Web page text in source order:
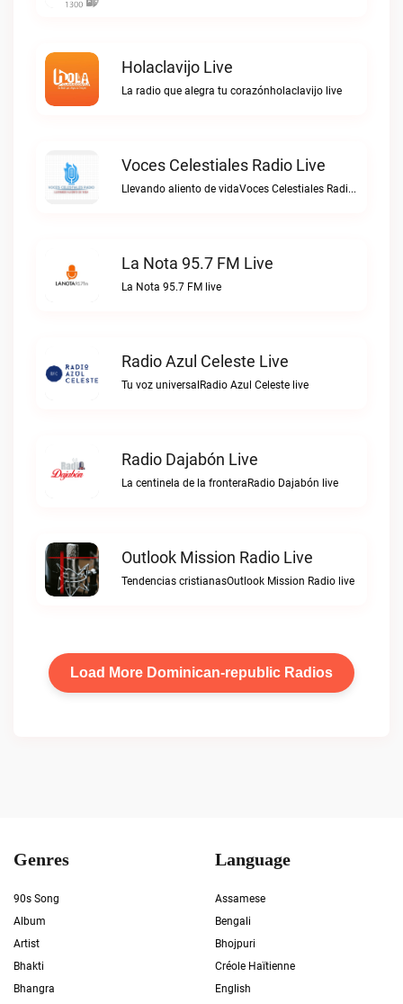
Holaclavijo Live
La radio que alegra tu corazónholaclavijo live
Voces Celestiales Radio Live
Llevando aliento de vidaVoces Celestiales Radio live
La Nota 95.7 FM Live
La Nota 95.7 FM live
Radio Azul Celeste Live
Tu voz universalRadio Azul Celeste live
Radio Dajabón Live
La centinela de la fronteraRadio Dajabón live
Outlook Mission Radio Live
Tendencias cristianasOutlook Mission Radio live
Load More Dominican-republic Radios
Genres
90s Song
Album
Artist
Bhakti
Bhangra
Language
Assamese
Bengali
Bhojpuri
Créole Haïtienne
English